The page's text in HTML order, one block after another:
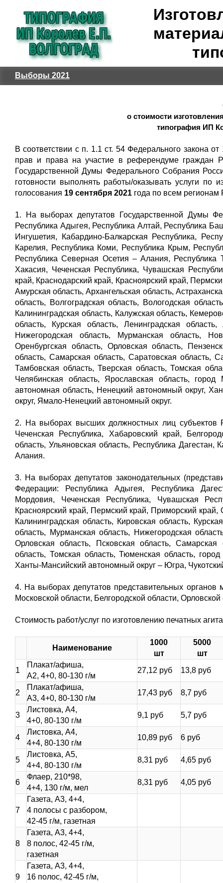
Выборы 2021
о стоимости
типография ИП
В соответствии с п. 1.1 ст. 54 Федерального закона
прав и права на участие в референдуме граждан
Государственной Думы Федерального Собрания
готовности выполнять работы/оказывать услуги
голосования 19 сентября 2021 года по всем
1. На выборах депутатов Государственной Думы
Республика Адыгея, Республика Алтай, Республика
Ингушетия, Кабардино-Балкарская Республика,
Карелия, Республика Коми, Республика Крым,
Республика Северная Осетия – Алания, Республика
Хакасия, Чеченская Республика, Чувашская
край, Краснодарский край, Красноярский край,
Амурская область, Архангельская область,
область, Волгоградская область, Вологодская
Калининградская область, Калужская область,
область, Курская область, Ленинградская
Нижегородская область, Мурманская область,
Оренбургская область, Орловская область,
область, Самарская область, Саратовская область,
Тамбовская область, Тверская область, Томская
Челябинская область, Ярославская область,
автономная область, Ненецкий автономный округ,
округ, Ямало-Ненецкий автономный округ.
2. На выборах высших должностных лиц субъектов
Чеченская Республика, Хабаровский край,
область, Ульяновская область, Республика
Алания.
3. На выборах депутатов законодательных
Федерации: Республика Адыгея, Республика
Мордовия, Чеченская Республика, Чувашская
Красноярский край, Пермский край, Приморский край,
Калининградская область, Кировская область,
область, Мурманская область, Нижегородская
Орловская область, Псковская область,
область, Томская область, Тюменская область,
Ханты-Мансийский автономный округ – Югра,
4. На выборах депутатов представительных органов
Московской области, Белгородской области,
Стоимость работ/услуг по изготовлению печатных
Наименование
1000
шт
5000
шт
1
Плакат/афиша,
А2, 4+0, 80-130 г/м
27,12 руб 13,8 руб
2
Плакат/афиша,
А3, 4+0, 80-130 г/м
17,43 руб 8,7 руб
3
Листовка, А4,
4+0, 80-130 г/м
9,1 руб 5,7 руб
4
Листовка, А4,
4+4, 80-130 г/м
10,89 руб 6 руб
5
Листовка, А5,
4+4, 80-130 г/м
8,31 руб 4,65 руб
6
Флаер, 210*98,
4+4, 130 г/м, мел
8,31 руб 4,05 руб
7
Газета, А3, 4+4,
4 полосы с разбором,
42-45 г/м, газетная
8
Газета, А3, 4+4,
8 полос, 42-45 г/м,
газетная
9
Газета, А3, 4+4,
16 полос, 42-45 г/м,